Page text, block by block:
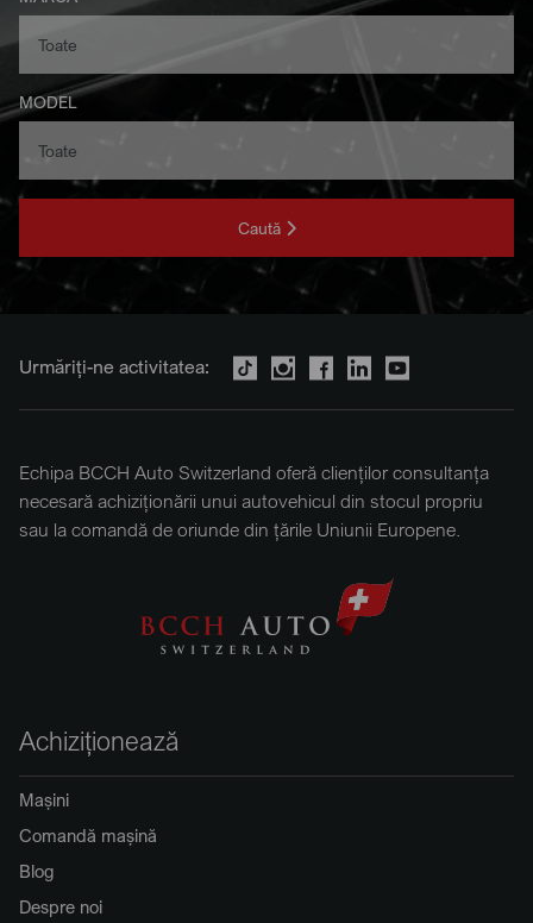
MODEL
Caută
Urmăriți-ne activitatea:
Echipa BCCH Auto Switzerland oferă clienților consultanța
necesară achiziționării unui autovehicul din stocul propriu
sau la comandă de oriunde din țările Uniunii Europene.
Achiziționează
Mașini
Comandă mașină
Blog
Despre noi